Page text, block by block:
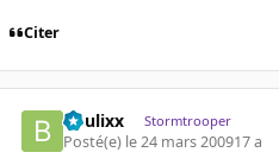
Citer
boulixx Stormtrooper
Posté(e) le 24 mars 200917 a